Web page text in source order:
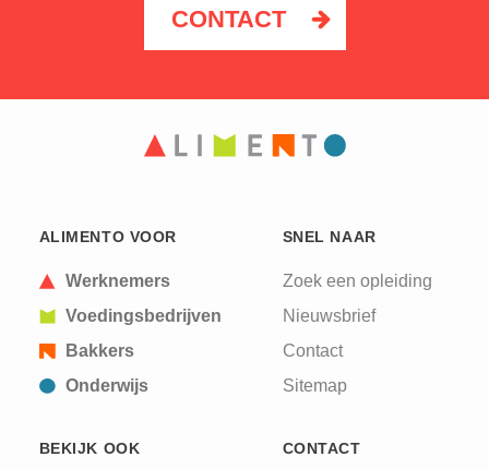
CONTACT
ALIMENTO VOOR
Werknemers
Voedingsbedrijven
Bakkers
Onderwijs
SNEL NAAR
Zoek een opleiding
Nieuwsbrief
Contact
Sitemap
BEKIJK OOK CONTACT